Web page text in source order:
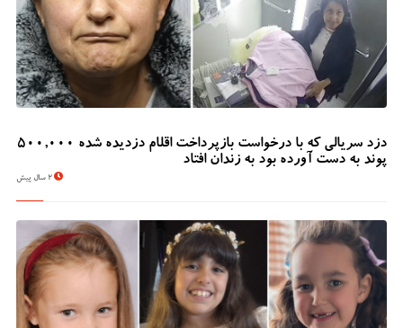
دزد سریالی که با درخواست بازپرداخت اقلام دزدیده شده 500,000
پوند به دست آورده بود به زندان افتاد
2 سال پیش